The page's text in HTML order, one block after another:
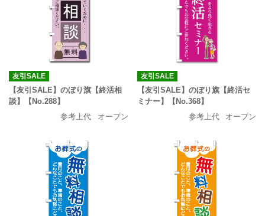
友引SALE
【友引SALE】のぼり旗【終活相
談】【No.288】
参考上代
オープン
友引SALE
【友引SALE】のぼり旗【終活セ
ミナー】【No.368】
参考上代
オープン